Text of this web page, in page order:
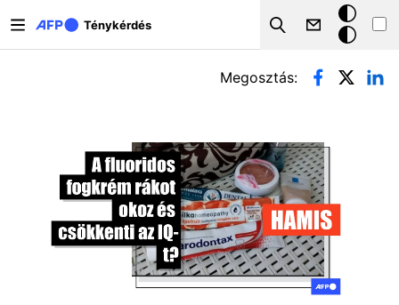
Ténykérdés
Search
Sötét
mód
Elsődleges fülek
Megosztás: